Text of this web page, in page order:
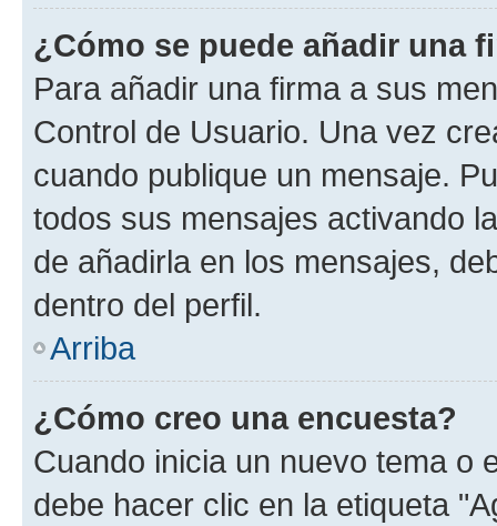
¿Cómo se puede añadir una
Para añadir una firma a sus
Control de Usuario. Una vez
cuando publique un mensaje.
todos sus mensajes activando
de añadirla en los mensajes,
dentro del perfil.
Arriba
¿Cómo creo una encuesta?
Cuando inicia un nuevo tema o
debe hacer clic en la etiqueta